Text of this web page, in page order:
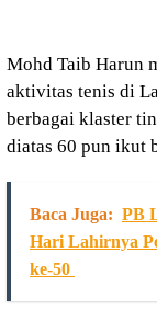
Mohd Taib Harun
aktivitas tenis di
berbagai klaster
diatas 60 pun ikut
Baca Juga: PB
Hari Lahirnya
ke-50